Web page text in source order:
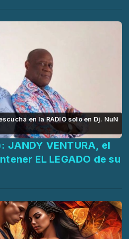
en la RADIO solo en Dj. NuN
JANDY VENTURA, el
EL LEGADO de su